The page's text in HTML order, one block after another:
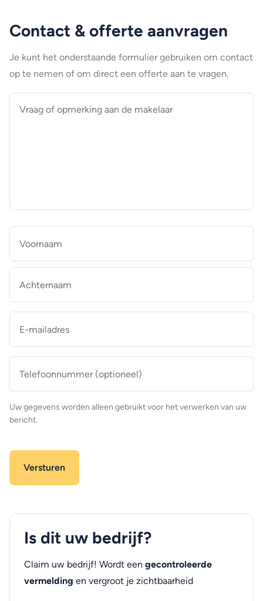
Contact & offerte aanvragen
Je kunt het onderstaande formulier gebruiken om contact
op te nemen of om direct een offerte aan te vragen.
mailadres *
(optioneel)
Uw gegevens worden alleen gebruikt voor het verwerken van uw
bericht.
Is dit uw bedrijf?
Claim uw bedrijf! Wordt een gecontroleerde
vermelding en vergroot je zichtbaarheid